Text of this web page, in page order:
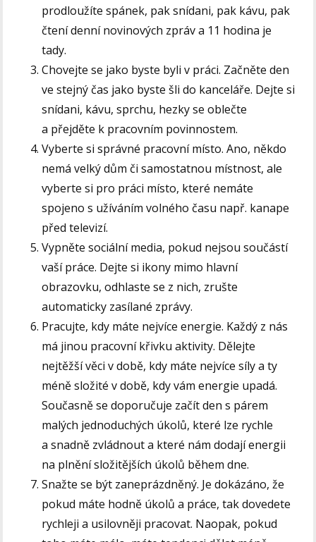
prodloužíte spánek, pak snídani, pak kávu, pak
čtení denní novinových zpráv a 11 hodina je
tady.
Chovejte se jako byste byli v práci. Začněte den
ve stejný čas jako byste šli do kanceláře. Dejte si
snídani, kávu, sprchu, hezky se oblečte
a přejděte k pracovním povinnostem.
Vyberte si správné pracovní místo. Ano, někdo
nemá velký dům či samostatnou místnost, ale
vyberte si pro práci místo, které nemáte
spojeno s užíváním volného času např. kanape
před televizí.
Vypněte sociální media, pokud nejsou součástí
vaší práce. Dejte si ikony mimo hlavní
obrazovku, odhlaste se z nich, zrušte
automaticky zasílané zprávy.
Pracujte, kdy máte nejvíce energie. Každý z nás
má jinou pracovní křivku aktivity. Dělejte
nejtěžší věci v době, kdy máte nejvíce síly a ty
méně složité v době, kdy vám energie upadá.
Současně se doporučuje začít den s párem
malých jednoduchých úkolů, které lze rychle
a snadně zvládnout a které nám dodají energii
na plnění složitějších úkolů během dne.
Snažte se být zaneprázdněný. Je dokázáno, že
pokud máte hodně úkolů a práce, tak dovedete
rychleji a usilovněji pracovat. Naopak, pokud